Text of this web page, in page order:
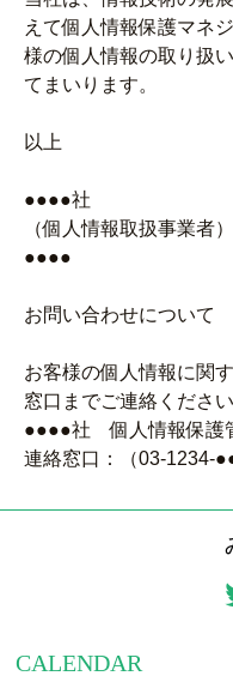
えて個人情報保護マネ
様の個人情報の取り扱
てまいります。
以上
●●●●社
（個人情報取扱事業者）
●●●●
お問い合わせについて
お客様の個人情報に関
窓口までご連絡ください
●●●●社 個人情報保護
連絡窓口：（03-1234-
CALENDAR